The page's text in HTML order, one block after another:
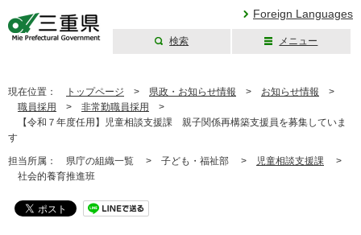
Foreign Languages
検索 メニュー
現在位置： トップページ > 県政・お知らせ情報 > お知らせ情報 >
職員採用
> 非常勤職員採用
>
【令和７年度任用】児童相談支援課 親子関係再構築支援員を募集していま
す
担当所属： 県庁の組織一覧 > 子ども・福祉部 > 児童相談支援課 >
社会的養育推進班